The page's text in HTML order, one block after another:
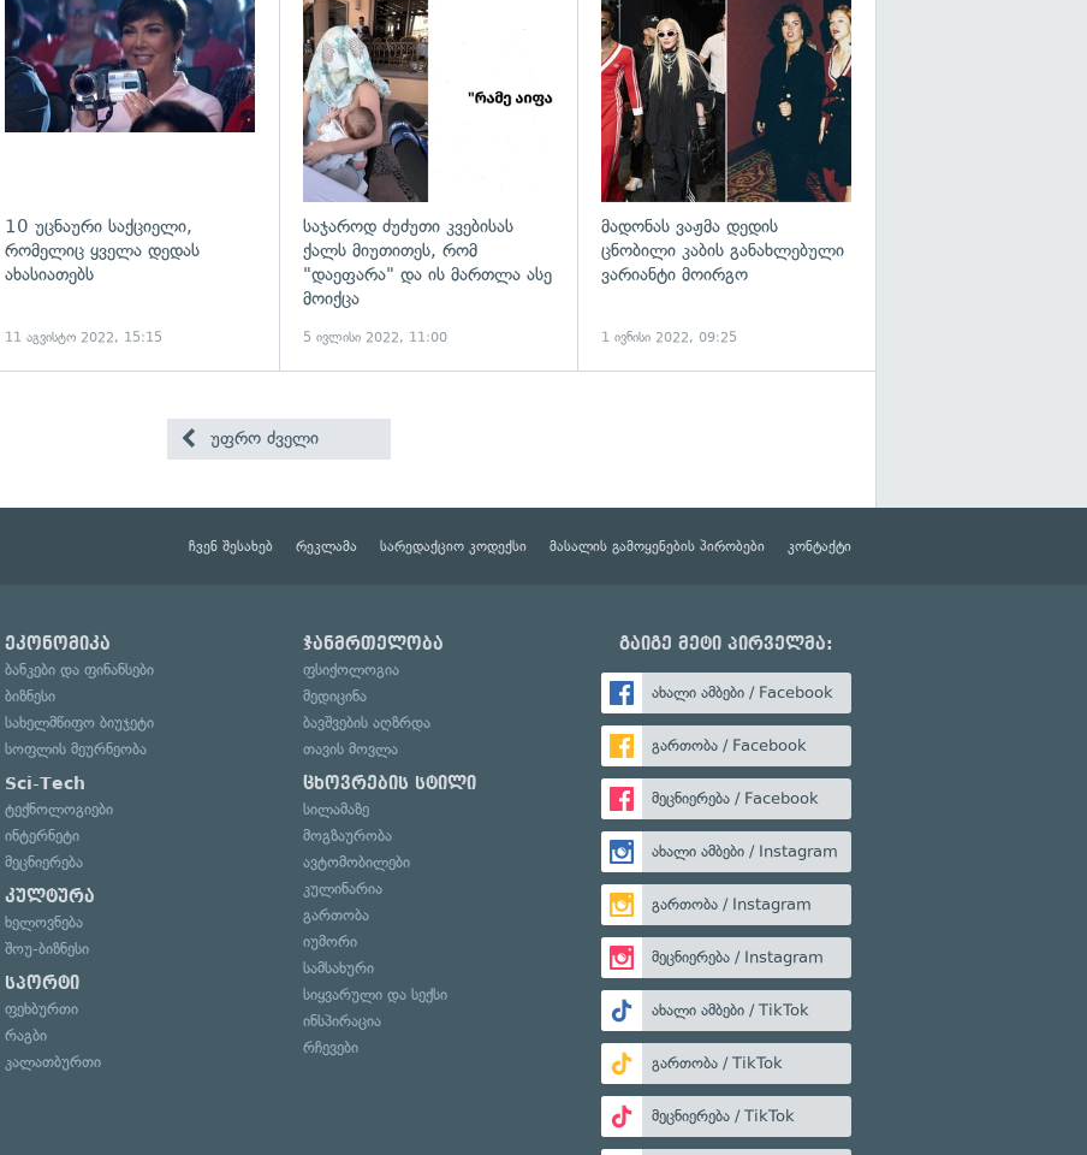
გადახედვა გადახედვა
10 უცნაური საქციელი,
რომელიც ყველა დედას
ახასიათებს
11 აგვისტო 2022, 15:15
გადახედვა
საჯაროდ ძუძუთი კვებისას
ქალს მიუთითეს, რომ
"დაეფარა" და ის მართლა ასე
მოიქცა
5 ივლისი 2022, 11:00
მადონას ვაჟმა დედის
ცნობილი კაბის განახლებული
ვარიანტი მოირგო
1 ივნისი 2022, 09:25
უფრო ძველი
ჩვენ შესახებ რეკლამა სარედაქციო კოდექსი მასალის გამოყენების პირობები კონტაქტი
ეკონომიკა
ბანკები და ფინანსები
ბიზნესი
სახელმწიფო ბიუჯეტი
სოფლის მეურნეობა
Sci-Tech
ტექნოლოგიები
ინტერნეტი
მეცნიერება
კულტურა
ხელოვნება
შოუ-ბიზნესი
სპორტი
ფეხბურთი
რაგბი
კალათბურთი
ჯანმრთელობა
ფსიქოლოგია
მედიცინა
ბავშვების აღზრდა
თავის მოვლა
ცხოვრების სტილი
სილამაზე
მოგზაურობა
ავტომობილები
კულინარია
გართობა
იუმორი
სამსახური
სიყვარული და სექსი
ინსპირაცია
რჩევები
გაიგე მეტი პირველმა:
ახალი ამბები / Facebook
გართობა / Facebook
მეცნიერება / Facebook
ახალი ამბები / Instagram
გართობა / Instagram
მეცნიერება / Instagram
ახალი ამბები / TikTok
გართობა / TikTok
მეცნიერება / TikTok